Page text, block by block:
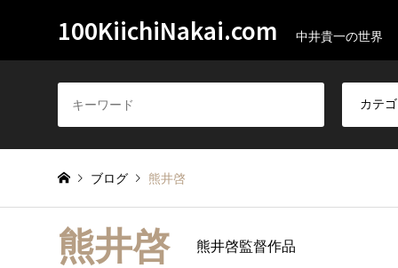
100KiichiNakai.com 中井貴一の世界
ブログ 熊井啓
熊井啓 熊井啓監督作品